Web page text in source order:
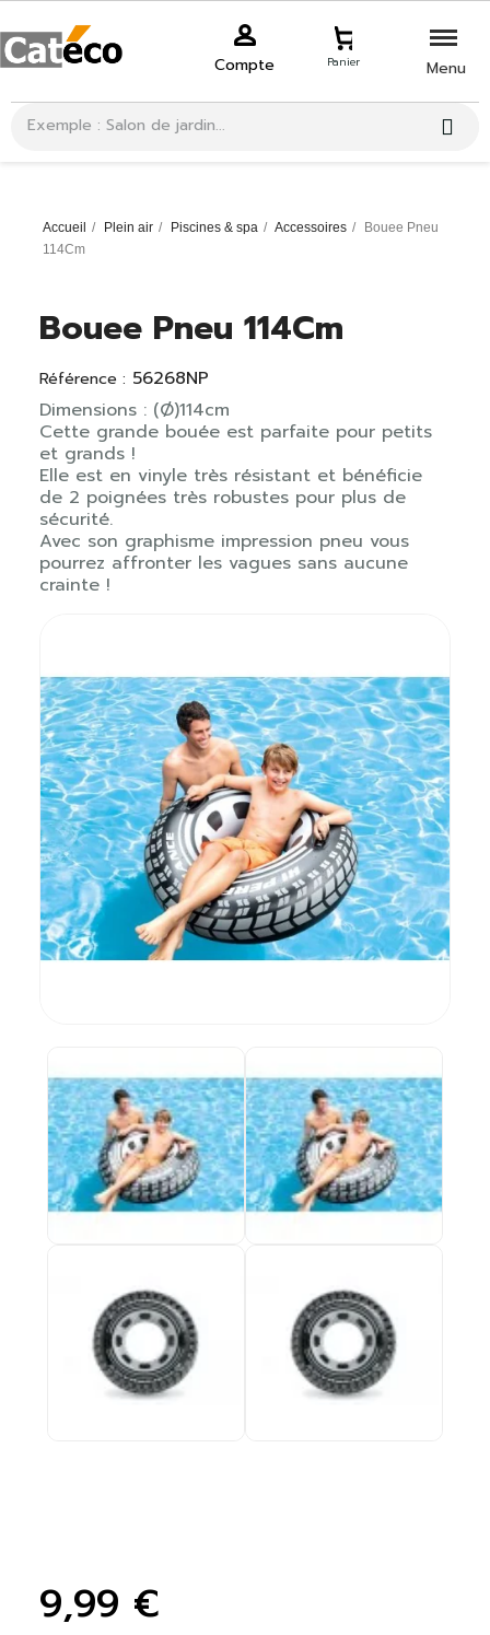
Compte Panier Menu
Accueil Plein air Piscines & spa Accessoires
Bouee Pneu
114Cm
Bouee Pneu 114Cm
Référence : 56268NP
Dimensions : (Ø)114cm
Cette grande bouée est parfaite pour petits
et grands !
Elle est en vinyle très résistant et bénéficie
de 2 poignées très robustes pour plus de
sécurité.
Avec son graphisme impression pneu vous
pourrez affronter les vagues sans aucune
crainte !
9,99 €